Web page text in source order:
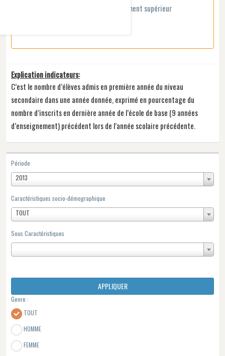
Taux de transition vers l'enseignement supérieur
Explication indicateurs:
C’est le nombre d’élèves admis en première année du niveau
secondaire dans une année donnée, exprimé en pourcentage du
nombre d’inscrits en dernière année de l’école de base (9 années
d’enseignement) précédent lors de l’année scolaire précédente.
Période
2013
Caractéristiques socio-démographique
TOUT
Sous Caractéristiques
APPLIQUER
Genre :
TOUT
HOMME
FEMME